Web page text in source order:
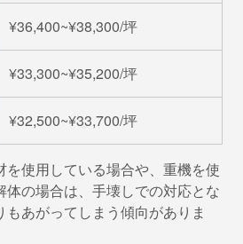
¥36,400~¥38,300/坪
¥33,300~¥35,200/坪
¥32,500~¥33,700/坪
を使用している場合や、重機を使
体の場合は、手壊しでの対応とな
あがってしまう傾向がありま